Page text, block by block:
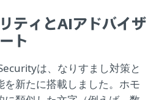
ティとAIアドバイザ
ト
は、なりすまし対策と
を新たに搭載しました。ホモ